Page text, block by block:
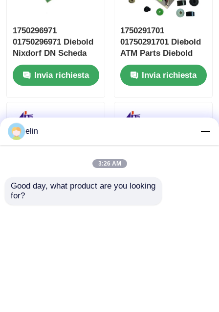
1750296971
01750296971 Diebold
Nixdorf DN Scheda
Encoder RM4 ENCB3
Invia richiesta
1750291701
01750291701 Diebold
ATM Parts Diebold
Nixdorf ESC Reel
Storage RM4
Invia richiesta
elin
3:26 AM
Good day, what product are you looking
for?